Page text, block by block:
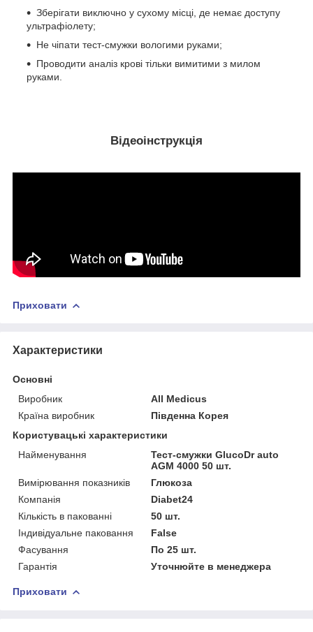
Зберігати виключно у сухому місці, де немає доступу
ультрафіолету;
Не чіпати тест-смужки вологими руками;
Проводити аналіз крові тільки вимитими з милом
руками.
Відеоінструкція
Приховати
Характеристики
Основні
Виробник
All Medicus
Країна виробник
Південна Корея
Користувацькі характеристики
Найменування
Тест-смужки GlucoDr auto
AGM 4000 50 шт.
Вимірювання показників
Глюкоза
Компанія
Diabet24
Кількість в пакованні
50 шт.
Індивідуальне паковання
False
Фасування
По 25 шт.
Гарантія
Уточнюйте в менеджера
Приховати